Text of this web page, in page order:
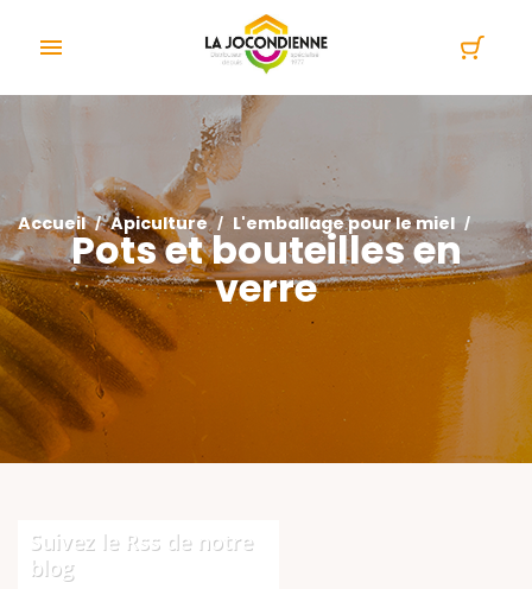

Accueil Apiculture L'emballage pour le miel
Pots et bouteilles en
verre
Suivez le Rss de notre
blog
Panneau de gestion des cookies